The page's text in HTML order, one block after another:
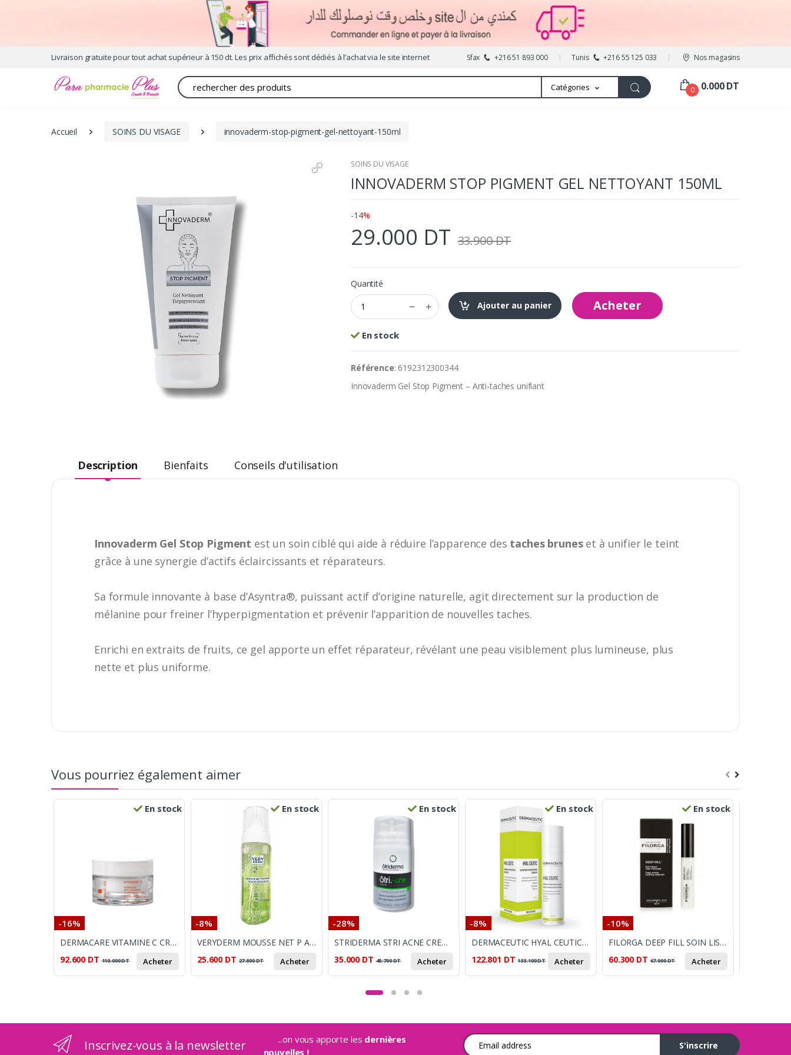
Livraison gratuite pour tout achat supérieur à 150 dt. Les prix affichés sont dédiés à l’achat via le site internet Sfax +216 51 893 000 Tunis +216 55 125 033 Nos magasins
Recherche Catégories 0 0.000 DT
Accueil SOINS DU VISAGE innovaderm-stop-pigment-gel-nettoyant-150ml
SOINS DU VISAGE
INNOVADERM STOP PIGMENT GEL NETTOYANT 150ML
-14%
29.000 DT 33.900 DT
Quantité
Ajouter au panier
Acheter
En stock
Référence: 6192312300344
Innovaderm Gel Stop Pigment – Anti-taches unifiant
Description Bienfaits Conseils d'utilisation
Innovaderm Gel Stop Pigment est un soin ciblé qui aide à réduire l’apparence des taches bruneset à unifier le teint
grâce à une synergie d’actifs éclaircissants et réparateurs.
Sa formule innovante à base d’Asyntra®, puissant actif d’origine naturelle, agit directement sur la production de
mélanine pour freiner l’hyperpigmentation et prévenir l’apparition de nouvelles taches.
Enrichi en extraits de fruits, ce gel apporte un effet réparateur, révélant une peau visiblement plus lumineuse, plus
nette et plus uniforme.
Vous pourriez également aimer
En stock
-16%
DERMACARE VITAMINE C CREME DE NUIT 50ML
92.600 DT 110.000DT Acheter
En stock
-8%
VERYDERM MOUSSE NET P ACNE 200ML
25.600 DT 27.800DT Acheter
En stock
-28%
STRIDERMA STRI ACNE CREME 50ML
35.000 DT 48.700DT Acheter
En stock
-8%
DERMACEUTIC HYAL CEUTIC HYDRATANT INTENSE 40ML
122.801 DT 133.100DT Acheter
En stock
-10%
FILORGA DEEP FILL SOIN LISSANT RIDES MARQUEES 10ML
60.300 DT 67.000DT Acheter
Inscrivez-vous à la newsletter ...on vous apporte les dernières
nouvelles !
Adresse e-mail
S'inscrire